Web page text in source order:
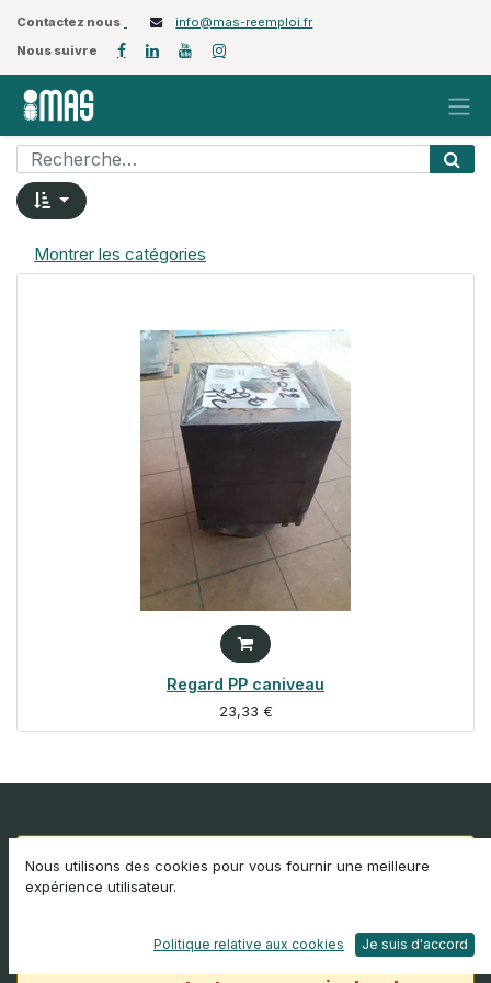
Contactez nous
info@mas-reemploi.fr
Nous suivre
Montrer les catégories
Regard PP caniveau
23,33 €
Les stocks annoncés sur le site ne
procède à l'actualisation de son
inventaire en ligne ; n'hésitez pas à
Nous utilisons des cookies pour vous fournir une meilleure
expérience utilisateur.
Politique relative aux cookies Je suis d'accord